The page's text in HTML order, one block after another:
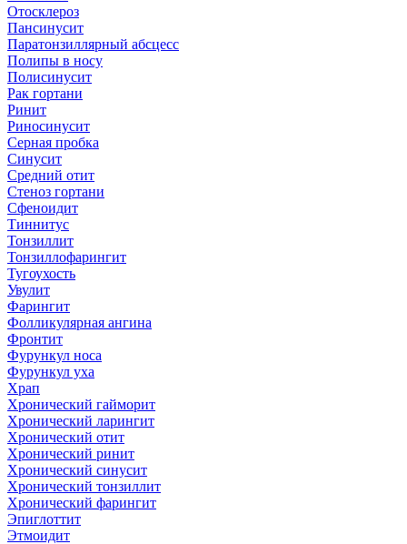
Отосклероз
Пансинусит
Паратонзиллярный абсцесс
Полипы в носу
Полисинусит
Рак гортани
Ринит
Риносинусит
Серная пробка
Синусит
Средний отит
Стеноз гортани
Сфеноидит
Тиннитус
Тонзиллит
Тонзиллофарингит
Тугоухость
Увулит
Фарингит
Фолликулярная ангина
Фронтит
Фурункул носа
Фурункул уха
Храп
Хронический гайморит
Хронический ларингит
Хронический отит
Хронический ринит
Хронический синусит
Хронический тонзиллит
Хронический фарингит
Эпиглоттит
Этмоидит